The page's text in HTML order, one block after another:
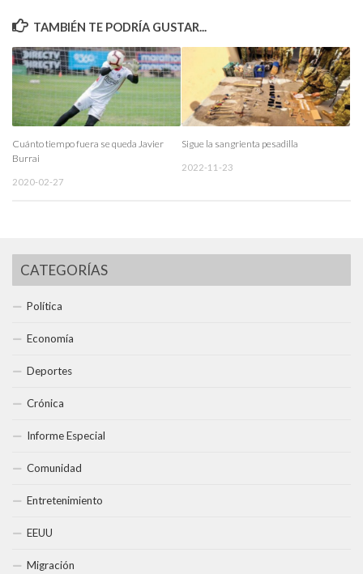
TAMBIÉN TE PODRÍA GUSTAR...
Cuánto tiempo fuera se queda Javier
Burrai
2020-02-27
Sigue la sangrienta pesadilla
2022-11-23
CATEGORÍAS
Política
Economía
Deportes
Crónica
Informe Especial
Comunidad
Entretenimiento
EEUU
Migración